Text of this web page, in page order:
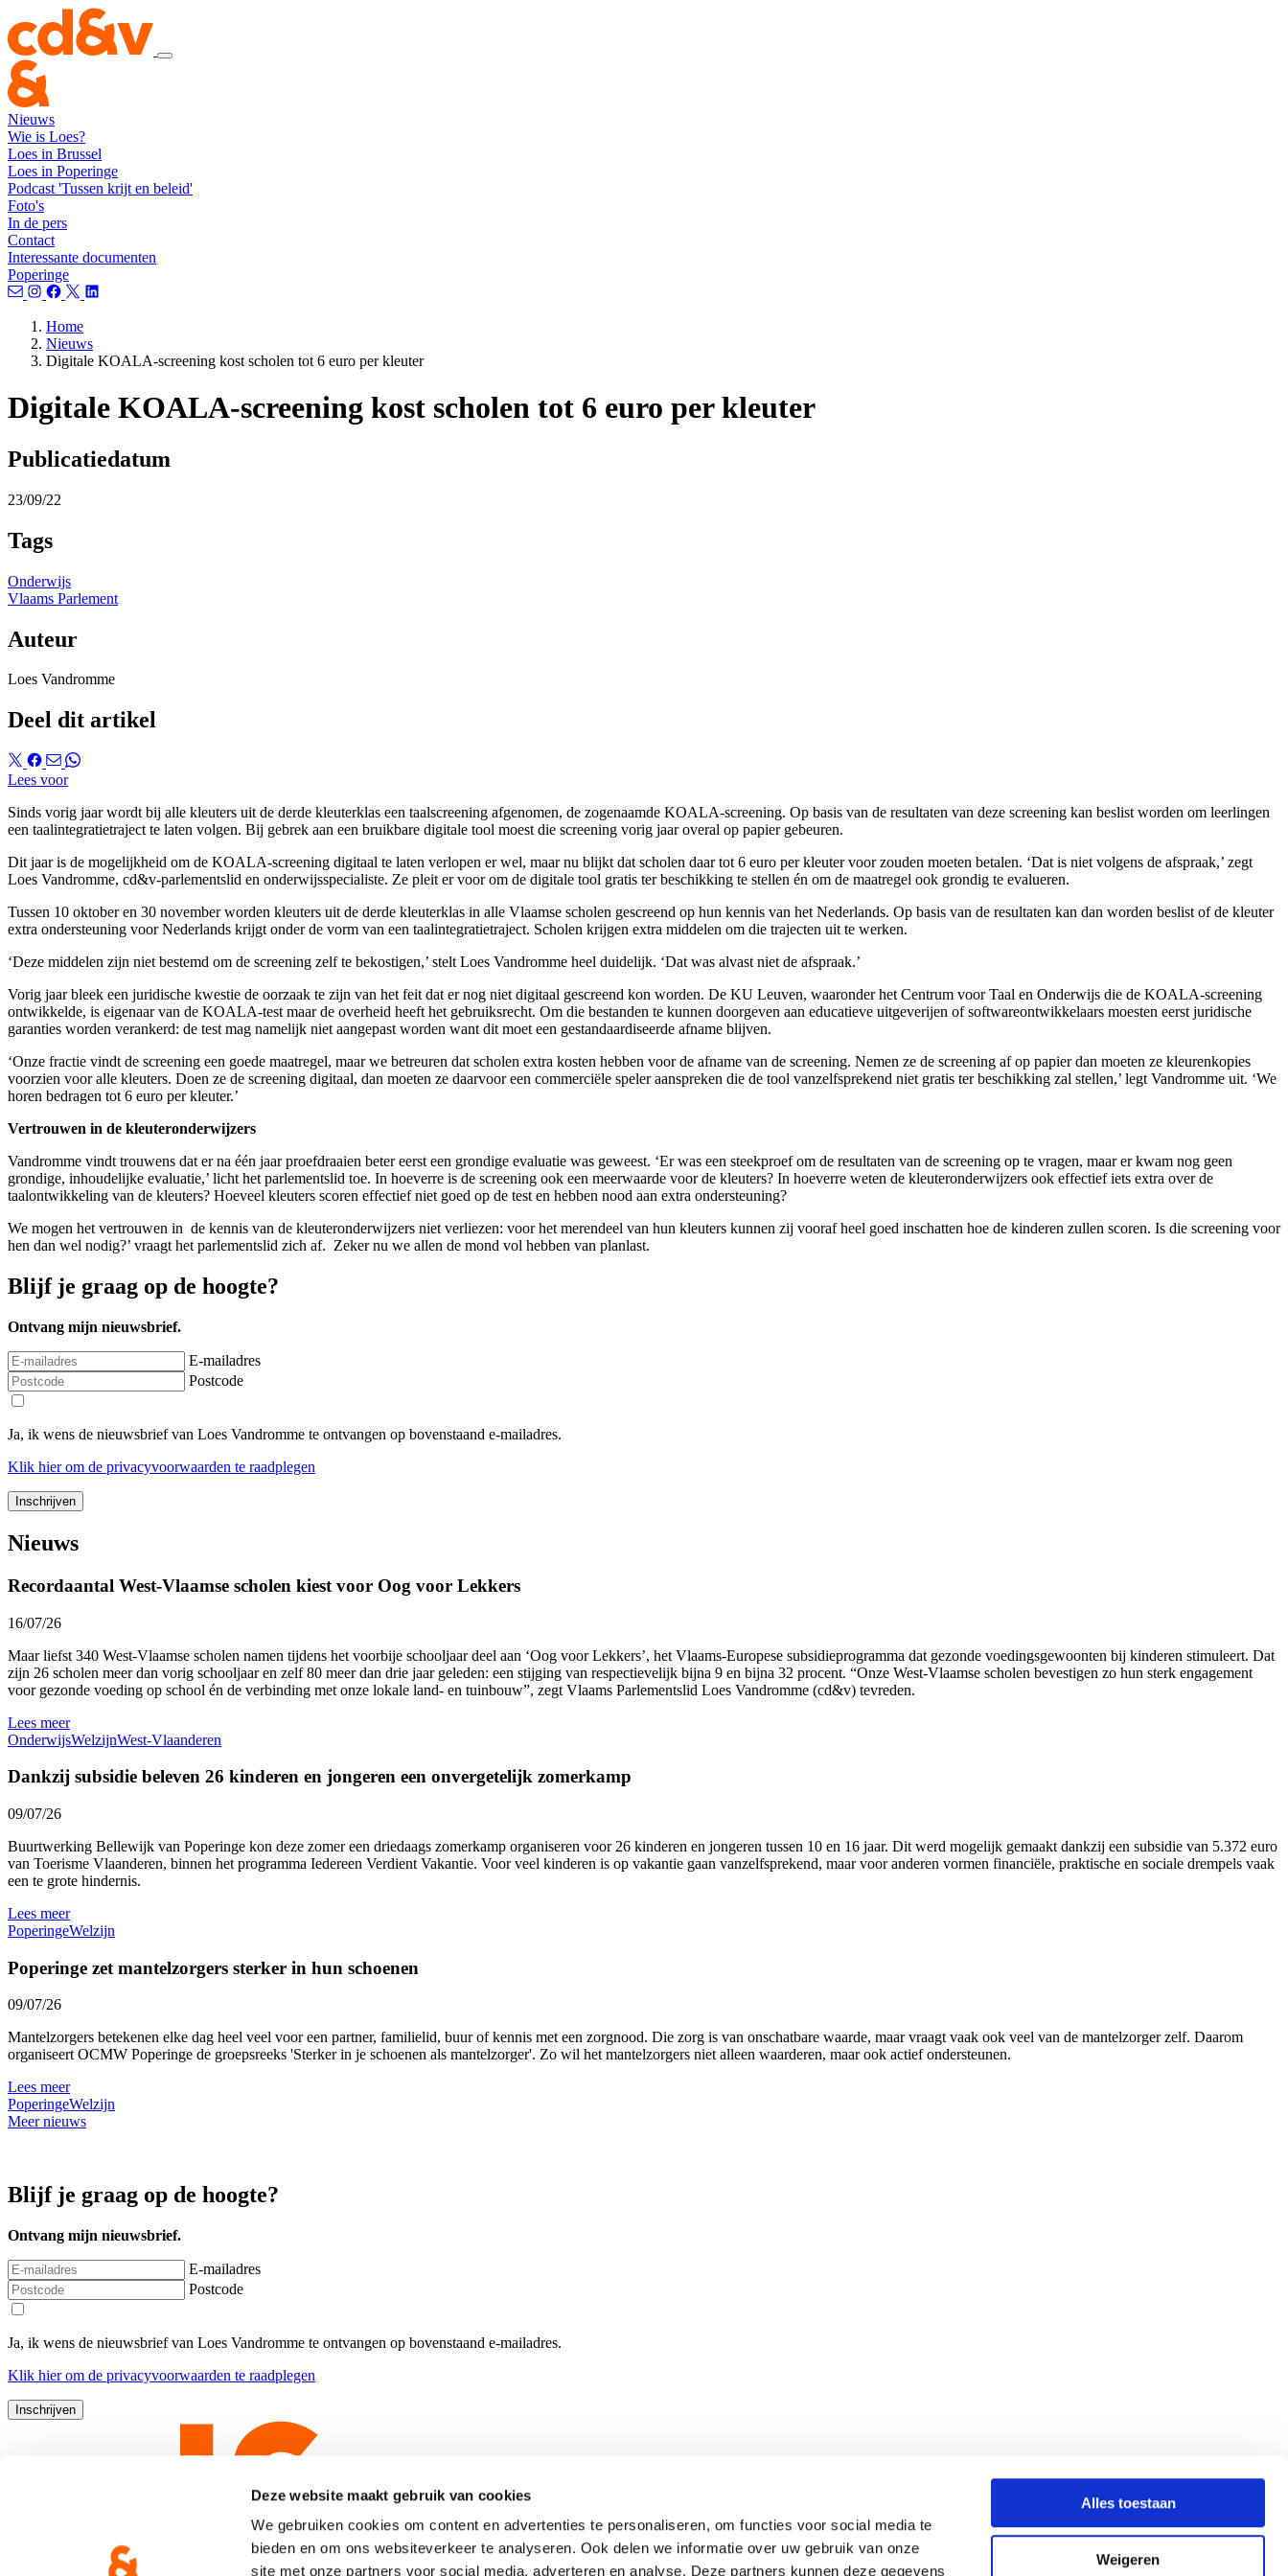
Deze website maakt gebruik van cookies
We gebruiken cookies om content en advertenties te personaliseren, om functies voor social media te
bieden en om ons websiteverkeer te analyseren. Ook delen we informatie over uw gebruik van onze
site met onze partners voor social media, adverteren en analyse. Deze partners kunnen deze gegevens
Alles toestaan
Weigeren
Nieuws
Wie is Loes?
Loes in Brussel
Loes in Poperinge
Podcast 'Tussen krijt en beleid'
Foto's
In de pers
Contact
Interessante documenten
Poperinge
Home
Nieuws
Digitale KOALA-screening kost scholen tot 6 euro per kleuter
Digitale KOALA-screening kost scholen tot 6 euro per kleuter
Publicatiedatum
23/09/22
Tags
Onderwijs
Vlaams Parlement
Auteur
Loes Vandromme
Deel dit artikel
Lees voor
Sinds vorig jaar wordt bij alle kleuters uit de derde kleuterklas een taalscreening afgenomen, de zogenaamde KOALA-screening. Op basis van de resultaten van deze screening kan beslist worden om leerlingen
een taalintegratietraject te laten volgen. Bij gebrek aan een bruikbare digitale tool moest die screening vorig jaar overal op papier gebeuren.
Dit jaar is de mogelijkheid om de KOALA-screening digitaal te laten verlopen er wel, maar nu blijkt dat scholen daar tot 6 euro per kleuter voor zouden moeten betalen. ‘Dat is niet volgens de afspraak,’ zegt
Loes Vandromme, cd&v-parlementslid en onderwijsspecialiste. Ze pleit er voor om de digitale tool gratis ter beschikking te stellen én om de maatregel ook grondig te evalueren.
Tussen 10 oktober en 30 november worden kleuters uit de derde kleuterklas in alle Vlaamse scholen gescreend op hun kennis van het Nederlands. Op basis van de resultaten kan dan worden beslist of de kleuter
extra ondersteuning voor Nederlands krijgt onder de vorm van een taalintegratietraject. Scholen krijgen extra middelen om die trajecten uit te werken.
‘Deze middelen zijn niet bestemd om de screening zelf te bekostigen,’ stelt Loes Vandromme heel duidelijk. ‘Dat was alvast niet de afspraak.’
Vorig jaar bleek een juridische kwestie de oorzaak te zijn van het feit dat er nog niet digitaal gescreend kon worden. De KU Leuven, waaronder het Centrum voor Taal en Onderwijs die de KOALA-screening
ontwikkelde, is eigenaar van de KOALA-test maar de overheid heeft het gebruiksrecht. Om die bestanden te kunnen doorgeven aan educatieve uitgeverijen of softwareontwikkelaars moesten eerst juridische
garanties worden verankerd: de test mag namelijk niet aangepast worden want dit moet een gestandaardiseerde afname blijven.
‘Onze fractie vindt de screening een goede maatregel, maar we betreuren dat scholen extra kosten hebben voor de afname van de screening. Nemen ze de screening af op papier dan moeten ze kleurenkopies
voorzien voor alle kleuters. Doen ze de screening digitaal, dan moeten ze daarvoor een commerciële speler aanspreken die de tool vanzelfsprekend niet gratis ter beschikking zal stellen,’ legt Vandromme uit. ‘We
horen bedragen tot 6 euro per kleuter.’
Vertrouwen in de kleuteronderwijzers
Vandromme vindt trouwens dat er na één jaar proefdraaien beter eerst een grondige evaluatie was geweest. ‘Er was een steekproef om de resultaten van de screening op te vragen, maar er kwam nog geen
grondige, inhoudelijke evaluatie,’ licht het parlementslid toe. In hoeverre is de screening ook een meerwaarde voor de kleuters? In hoeverre weten de kleuteronderwijzers ook effectief iets extra over de
taalontwikkeling van de kleuters? Hoeveel kleuters scoren effectief niet goed op de test en hebben nood aan extra ondersteuning?
We mogen het vertrouwen in de kennis van de kleuteronderwijzers niet verliezen: voor het merendeel van hun kleuters kunnen zij vooraf heel goed inschatten hoe de kinderen zullen scoren. Is die screening voor
hen dan wel nodig?’ vraagt het parlementslid zich af. Zeker nu we allen de mond vol hebben van planlast.
Blijf je graag op de hoogte?
Ontvang mijn nieuwsbrief.
E-mailadres
Postcode
Ja, ik wens de nieuwsbrief van Loes Vandromme te ontvangen op bovenstaand e-mailadres.
Klik hierom de privacyvoorwaarden te raadplegen
Nieuws
Recordaantal West-Vlaamse scholen kiest voor Oog voor Lekkers
16/07/26
Maar liefst 340 West-Vlaamse scholen namen tijdens het voorbije schooljaar deel aan ‘Oog voor Lekkers’, het Vlaams-Europese subsidieprogramma dat gezonde voedingsgewoonten bij kinderen stimuleert. Dat
zijn 26 scholen meer dan vorig schooljaar en zelf 80 meer dan drie jaar geleden: een stijging van respectievelijk bijna 9 en bijna 32 procent. “Onze West-Vlaamse scholen bevestigen zo hun sterk engagement
voor gezonde voeding op school én de verbinding met onze lokale land- en tuinbouw”, zegt Vlaams Parlementslid Loes Vandromme (cd&v) tevreden.
Lees meer
OnderwijsWelzijnWest-Vlaanderen
Dankzij subsidie beleven 26 kinderen en jongeren een onvergetelijk zomerkamp
09/07/26
Buurtwerking Bellewijk van Poperinge kon deze zomer een driedaags zomerkamp organiseren voor 26 kinderen en jongeren tussen 10 en 16 jaar. Dit werd mogelijk gemaakt dankzij een subsidie van 5.372 euro
van Toerisme Vlaanderen, binnen het programma Iedereen Verdient Vakantie. Voor veel kinderen is op vakantie gaan vanzelfsprekend, maar voor anderen vormen financiële, praktische en sociale drempels vaak
een te grote hindernis.
Lees meer
PoperingeWelzijn
Poperinge zet mantelzorgers sterker in hun schoenen
09/07/26
Mantelzorgers betekenen elke dag heel veel voor een partner, familielid, buur of kennis met een zorgnood. Die zorg is van onschatbare waarde, maar vraagt vaak ook veel van de mantelzorger zelf. Daarom
organiseert OCMW Poperinge de groepsreeks 'Sterker in je schoenen als mantelzorger'. Zo wil het mantelzorgers niet alleen waarderen, maar ook actief ondersteunen.
Lees meer
PoperingeWelzijn
Meer nieuws
Blijf je graag op de hoogte?
Ontvang mijn nieuwsbrief.
E-mailadres
Postcode
Ja, ik wens de nieuwsbrief van Loes Vandromme te ontvangen op bovenstaand e-mailadres.
Klik hierom de privacyvoorwaarden te raadplegen